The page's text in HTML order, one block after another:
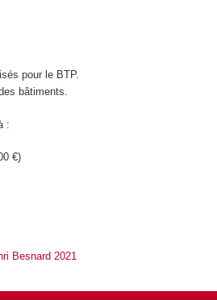
pour le BTP.
bâtiments.
:
€)
Besnard 2021